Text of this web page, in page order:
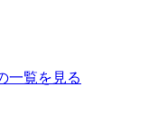
一覧を見る